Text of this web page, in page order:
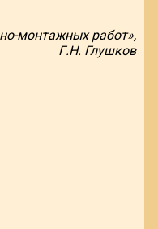
монтажных работ»,
Г.Н. Глушков